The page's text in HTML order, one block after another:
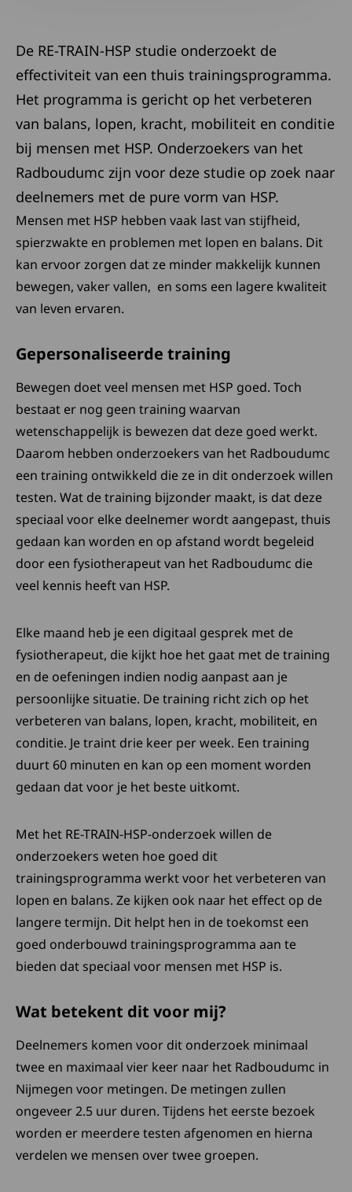
De RE-TRAIN-HSP studie onderzoekt de
effectiviteit van een thuis trainingsprogramma.
Het programma is gericht op het verbeteren
van balans, lopen, kracht, mobiliteit en conditie
bij mensen met HSP. Onderzoekers van het
Radboudumc zijn voor deze studie op zoek naar
deelnemers met de pure vorm van HSP.
Mensen met HSP hebben vaak last van stijfheid,
spierzwakte en problemen met lopen en balans. Dit
kan ervoor zorgen dat ze minder makkelijk kunnen
bewegen, vaker vallen, en soms een lagere kwaliteit
van leven ervaren.
Gepersonaliseerde training
Bewegen doet veel mensen met HSP goed. Toch
bestaat er nog geen training waarvan
wetenschappelijk is bewezen dat deze goed werkt.
Daarom hebben onderzoekers van het Radboudumc
een training ontwikkeld die ze in dit onderzoek willen
testen. Wat de training bijzonder maakt, is dat deze
speciaal voor elke deelnemer wordt aangepast, thuis
gedaan kan worden en op afstand wordt begeleid
door een fysiotherapeut van het Radboudumc die
veel kennis heeft van HSP.
Elke maand heb je een digitaal gesprek met de
fysiotherapeut, die kijkt hoe het gaat met de training
en de oefeningen indien nodig aanpast aan je
persoonlijke situatie. De training richt zich op het
verbeteren van balans, lopen, kracht, mobiliteit, en
conditie. Je traint drie keer per week. Een training
duurt 60 minuten en kan op een moment worden
gedaan dat voor je het beste uitkomt.
Met het RE-TRAIN-HSP-onderzoek willen de
onderzoekers weten hoe goed dit
trainingsprogramma werkt voor het verbeteren van
lopen en balans. Ze kijken ook naar het effect op de
langere termijn. Dit helpt hen in de toekomst een
goed onderbouwd trainingsprogramma aan te
bieden dat speciaal voor mensen met HSP is.
Wat betekent dit voor mij?
Deelnemers komen voor dit onderzoek minimaal
twee en maximaal vier keer naar het Radboudumc in
Nijmegen voor metingen. De metingen zullen
ongeveer 2.5 uur duren. Tijdens het eerste bezoek
worden er meerdere testen afgenomen en hierna
verdelen we mensen over twee groepen.